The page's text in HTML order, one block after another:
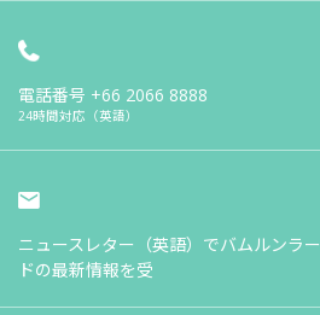
電話番号 +66 2066 8888
24時間対応（英語）
ニュースレター（英語）でバムルンラー
ドの最新情報を受